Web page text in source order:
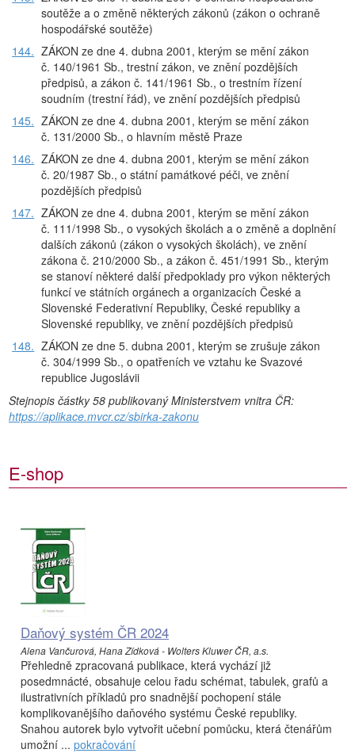
soutěže a o změně některých zákonů (zákon o ochraně
hospodářské soutěže)
144. ZÁKON ze dne 4. dubna 2001, kterým se mění zákon
č. 140/1961 Sb., trestní zákon, ve znění pozdějších
předpisů, a zákon č. 141/1961 Sb., o trestním řízení
soudním (trestní řád), ve znění pozdějších předpisů
145. ZÁKON ze dne 4. dubna 2001, kterým se mění zákon
č. 131/2000 Sb., o hlavním městě Praze
146. ZÁKON ze dne 4. dubna 2001, kterým se mění zákon
č. 20/1987 Sb., o státní památkové péči, ve znění
pozdějších předpisů
147. ZÁKON ze dne 4. dubna 2001, kterým se mění zákon
č. 111/1998 Sb., o vysokých školách a o změně a doplnění
dalších zákonů (zákon o vysokých školách), ve znění
zákona č. 210/2000 Sb., a zákon č. 451/1991 Sb., kterým
se stanoví některé další předpoklady pro výkon některých
funkcí ve státních orgánech a organizacích České a
Slovenské Federativní Republiky, České republiky a
Slovenské republiky, ve znění pozdějších předpisů
148. ZÁKON ze dne 5. dubna 2001, kterým se zrušuje zákon
č. 304/1999 Sb., o opatřeních ve vztahu ke Svazové
republice Jugoslávii
Stejnopis částky 58 publikovaný Ministerstvem vnitra ČR:
https://aplikace.mvcr.cz/sbirka-zakonu
E-shop
Daňový systém ČR 2024
Alena Vančurová, Hana Zídková - Wolters Kluwer ČR, a.s.
Přehledně zpracovaná publikace, která vychází již
posedmnácté, obsahuje celou řadu schémat, tabulek, grafů a
ilustrativních příkladů pro snadnější pochopení stále
komplikovanějšího daňového systému České republiky.
Snahou autorek bylo vytvořit učební pomůcku, která čtenářům
umožní ... pokračování